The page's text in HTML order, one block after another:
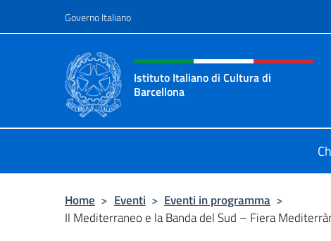
Governo Italiano
Intestazione sito, social e
Istituto Italiano di Cultura di
Barcellona
Home > Eventi > Eventi in programma >
Il Mediterraneo e la Banda del Sud – Fiera